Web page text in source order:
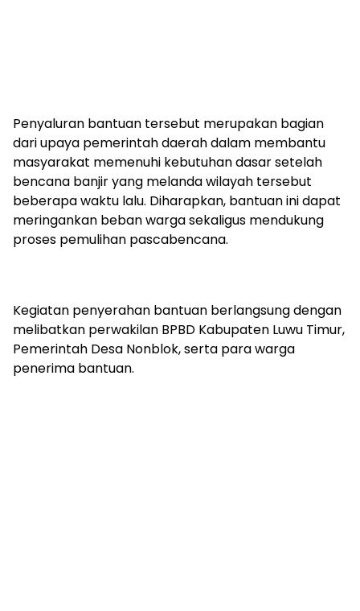
Penyaluran bantuan tersebut merupakan bagian
dari upaya pemerintah daerah dalam membantu
masyarakat memenuhi kebutuhan dasar setelah
bencana banjir yang melanda wilayah tersebut
beberapa waktu lalu. Diharapkan, bantuan ini dapat
meringankan beban warga sekaligus mendukung
proses pemulihan pascabencana.
Kegiatan penyerahan bantuan berlangsung dengan
melibatkan perwakilan BPBD Kabupaten Luwu Timur,
Pemerintah Desa Nonblok, serta para warga
penerima bantuan.